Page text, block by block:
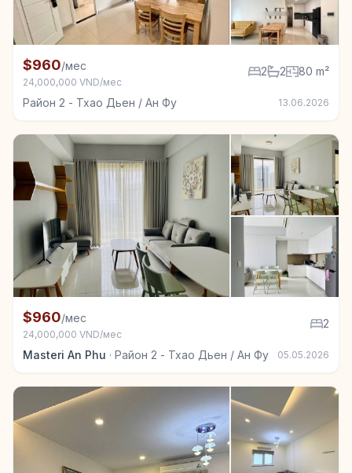
Квартира в аренду в Район 2 - Тхао Дьен / Ан Фу,
$960/мес
24,000,000 VND/мес
2 2 80 m²
Район 2 - Тхао Дьен / Ан Фу 13.06.2026
Квартира в аренду в Район 2 - Тхао Дьен / Ан Фу,
$960/мес
24,000,000 VND/мес
2
Masteri An Phu · Район 2 - Тхао Дьен / Ан Фу 05.05.2026